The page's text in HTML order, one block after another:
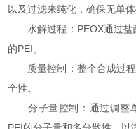
以及过滤来纯化，确保无单
水解过程：PEOX通过盐
的PEI。
质量控制：整个合成过程
全性。
分子量控制：通过调整单